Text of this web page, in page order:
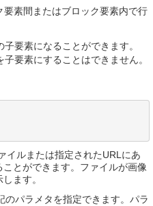
素間またはブロック要素内で行
要素になることができます。
要素にすることはできません。
イルまたは指定されたURLにあ
とができます。ファイルが画像
ます。
パラメタを指定できます。パラ